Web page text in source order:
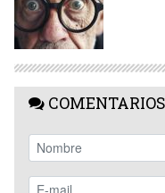
COMENTARIOS